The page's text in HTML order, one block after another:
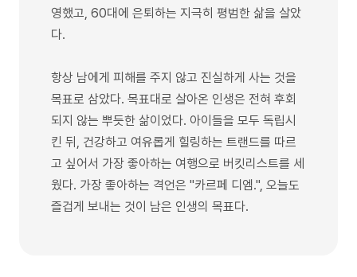
영했고, 60대에 은퇴하는 지극히 평범한 삶을 살았
다.
항상 남에게 피해를 주지 않고 진실하게 사는 것을
목표로 삼았다. 목표대로 살아온 인생은 전혀 후회
되지 않는 뿌듯한 삶이었다. 아이들을 모두 독립시
킨 뒤, 건강하고 여유롭게 힐링하는 트랜드를 따르
고 싶어서 가장 좋아하는 여행으로 버킷리스트를 세
웠다. 가장 좋아하는 격언은 "카르페 디엠.", 오늘도
즐겁게 보내는 것이 남은 인생의 목표다.